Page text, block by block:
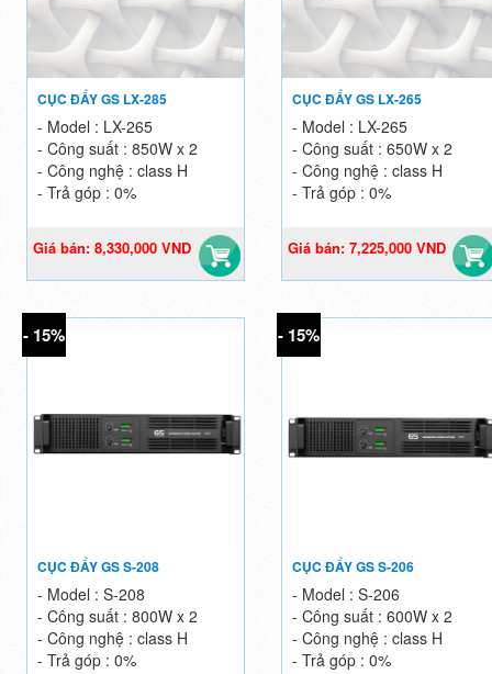
CỤC ĐẨY GS LX-285
- Model : LX-265
- Công suất : 850W x 2
- Công nghệ : class H
- Trả góp : 0%
Giá gốc: 9,800,000 VND
Giá bán: 8,330,000 VND
CỤC ĐẨY GS LX-265
- Model : LX-265
- Công suất : 650W x 2
- Công nghệ : class H
- Trả góp : 0%
Giá gốc: 8,500,000 VND
Giá bán: 7,225,000 VND
- 15%
CỤC ĐẨY GS S-208
- Model : S-208
- Công suất : 800W x 2
- Công nghệ : class H
- Trả góp : 0%
- 15%
CỤC ĐẨY GS S-206
- Model : S-206
- Công suất : 600W x 2
- Công nghệ : class H
- Trả góp : 0%